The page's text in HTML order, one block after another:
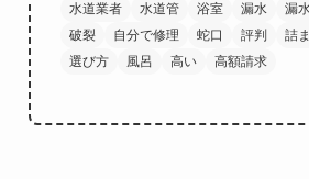
水道業者
水道管 浴室 漏水 漏
破裂
自分で修理 蛇口 評判 詰
選び方
風呂 高い 高額請求